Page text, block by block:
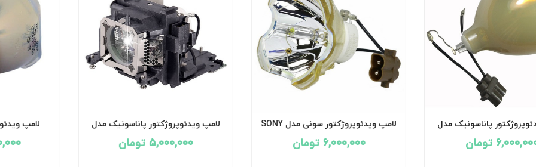
پاناسونیک مدل
PANASONIC PT-
تومان
لامپ ویدئوپروژکتور سونی مدل SONY
FH-31B
6,000,000 تومان
لامپ ویدئوپروژکتور پاناسونیک مدل
PANASONIC PT-VW360
5,000,000 تومان
لامپ